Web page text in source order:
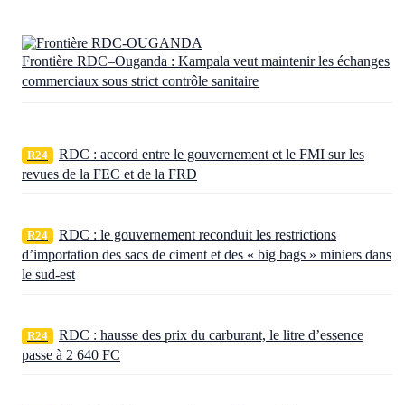
Frontière RDC–Ouganda : Kampala veut maintenir les échanges
commerciaux sous strict contrôle sanitaire
R24
RDC : accord entre le gouvernement et le FMI sur les
revues de la FEC et de la FRD
R24
RDC : le gouvernement reconduit les restrictions
d’importation des sacs de ciment et des « big bags » miniers dans
le sud-est
R24
RDC : hausse des prix du carburant, le litre d’essence
passe à 2 640 FC